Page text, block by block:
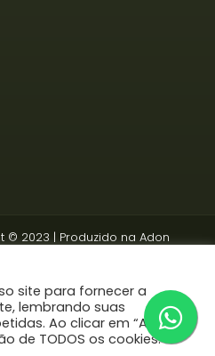
© 2023 | Produzido na Adon
site para fornecer a
lembrando suas
Ao clicar em “Aceitar”,
de TODOS os cookies.